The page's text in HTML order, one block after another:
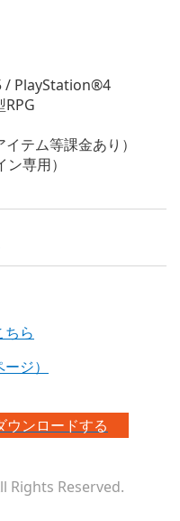
/ PlayStation®4
RPG
テム等課金あり）
専用）
ちら
ジ）
ウンロードする
Rights Reserved.